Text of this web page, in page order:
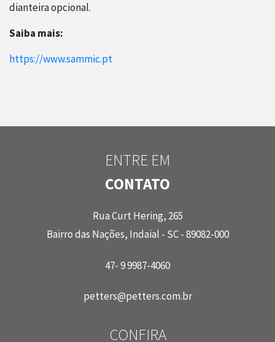
dianteira opcional.
Saiba mais:
https://www.sammic.pt
ENTRE EM
CONTATO
Rua Curt Hering, 265
Bairro das Nações, Indaial - SC - 89082-000
47- 9 9987-4060
petters@petters.com.br
CONFIRA